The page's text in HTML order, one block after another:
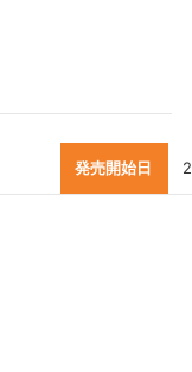
発売開始日